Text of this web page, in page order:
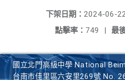
下架日期： 2024-06-
最
點擊率： 749 |
國立北門高級中學 National
台南市佳里區六安里269號 No.